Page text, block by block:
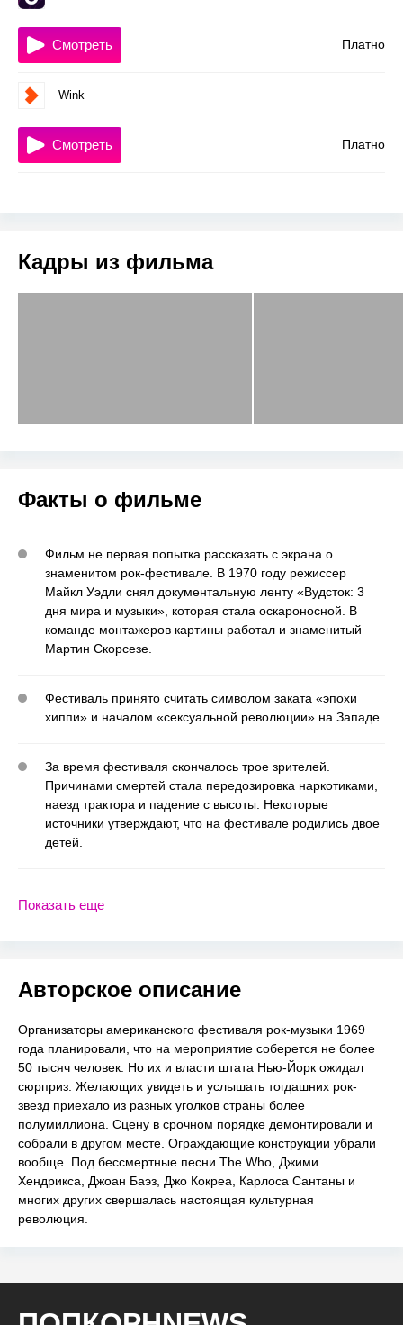
Платно
Смотреть
Wink
Платно
Смотреть
Кадры из фильма
Факты о фильме
Фильм не первая попытка рассказать с экрана о
знаменитом рок-фестивале. В 1970 году режиссер
Майкл Уэдли снял документальную ленту «Вудсток: 3
дня мира и музыки», которая стала оскароносной. В
команде монтажеров картины работал и знаменитый
Мартин Скорсезе.
Фестиваль принято считать символом заката «эпохи
хиппи» и началом «сексуальной революции» на Западе.
За время фестиваля скончалось трое зрителей.
Причинами смертей стала передозировка наркотиками,
наезд трактора и падение с высоты. Некоторые
источники утверждают, что на фестивале родились двое
детей.
Показать еще
Авторское описание
Организаторы американского фестиваля рок-музыки 1969
года планировали, что на мероприятие соберется не более
50 тысяч человек. Но их и власти штата Нью-Йорк ожидал
сюрприз. Желающих увидеть и услышать тогдашних рок-
звезд приехало из разных уголков страны более
полумиллиона. Сцену в срочном порядке демонтировали и
собрали в другом месте. Ограждающие конструкции убрали
вообще. Под бессмертные песни The Who, Джими
Хендрикса, Джоан Баэз, Джо Кокреа, Карлоса Сантаны и
многих других свершалась настоящая культурная
революция.